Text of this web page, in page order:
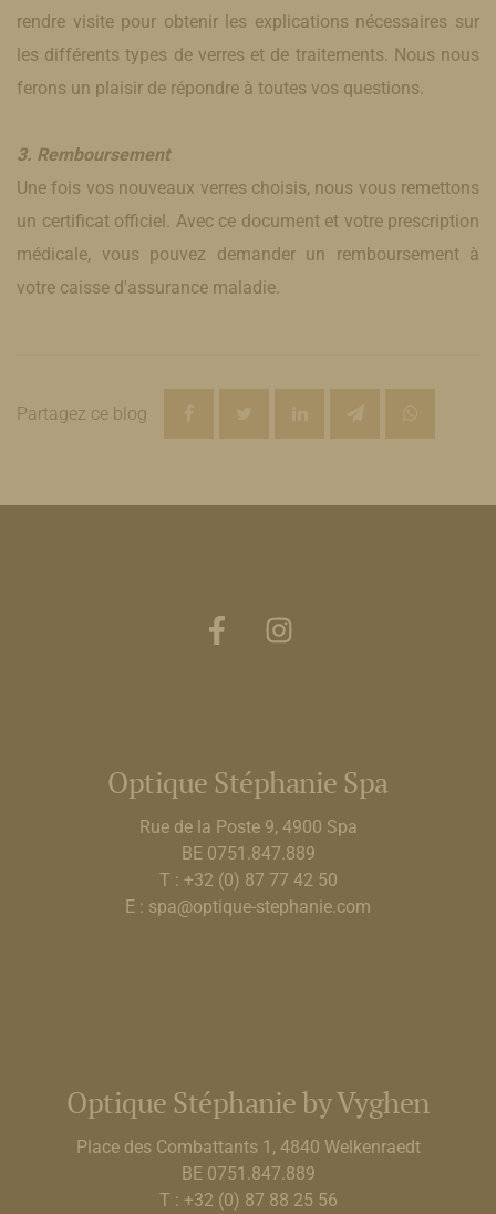
rendre visite pour obtenir les explications nécessaires sur
les différents types de verres et de traitements. Nous nous
ferons un plaisir de répondre à toutes vos questions.
3. Remboursement
Une fois vos nouveaux verres choisis, nous vous remettons
un certificat officiel. Avec ce document et votre prescription
médicale, vous pouvez demander un remboursement à
votre caisse d'assurance maladie.
Partagez ce blog
Optique Stéphanie by Vyghen
Place des Combattants 1, 4840 Welkenraedt
BE 0751.847.889
T : +32 (0) 87 88 25 56
Optique Stéphanie Spa
Rue de la Poste 9, 4900 Spa
BE 0751.847.889
T : +32 (0) 87 77 42 50
E : spa@optique-stephanie.com